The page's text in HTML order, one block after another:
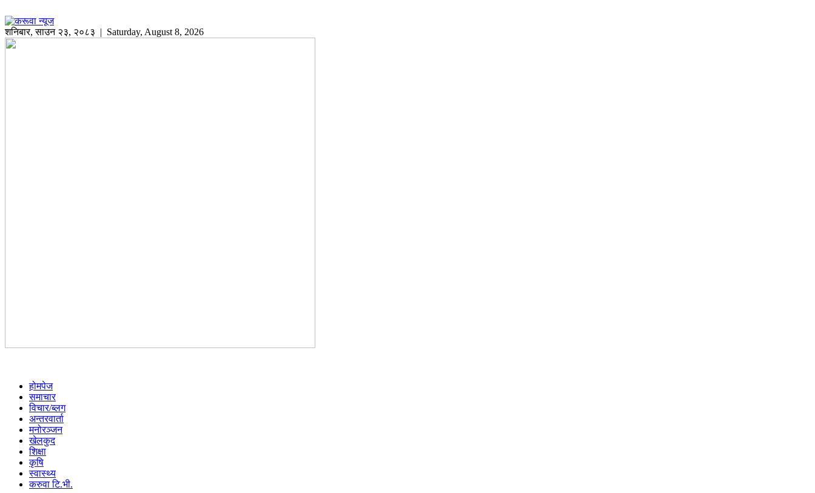
शनिबार,साउन २३, २०८३ | Saturday, August 8, 2026
होमपेज
समाचार
विचार/ब्लग
अन्तरवार्ता
मनोरञ्जन
खेलकुद
शिक्षा
कृषि
स्वास्थ्य
करुवा टि.भी.